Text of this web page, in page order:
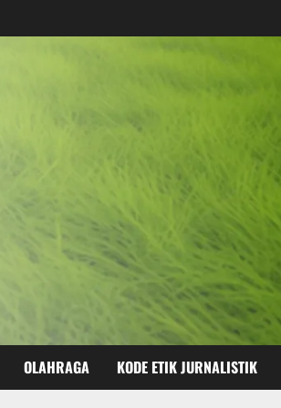
OLAHRAGA KODE ETIK JURNALISTIK